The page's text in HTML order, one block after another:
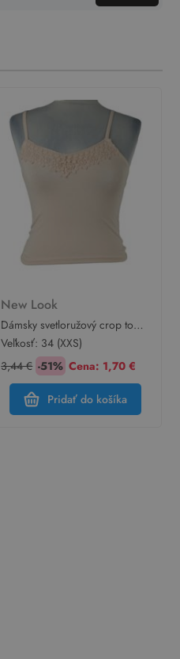
New Look
Dámsky svetloružový crop top s
čipkou New Look
Veľkosť: 34 (XXS)
3,44 € -51% Cena: 1,70 €
Pridať do košíka